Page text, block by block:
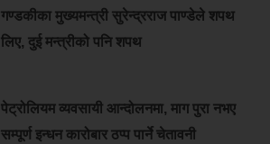
गण्डकीका मुख्यमन्त्री सुरेन्द्रराज पाण्डेले शपथ
लिए, दुई मन्त्रीको पनि शपथ
पेट्रोलियम व्यवसायी आन्दोलनमा, माग पुरा नभए
सम्पूर्ण इन्धन कारोबार ठप्प पार्ने चेतावनी